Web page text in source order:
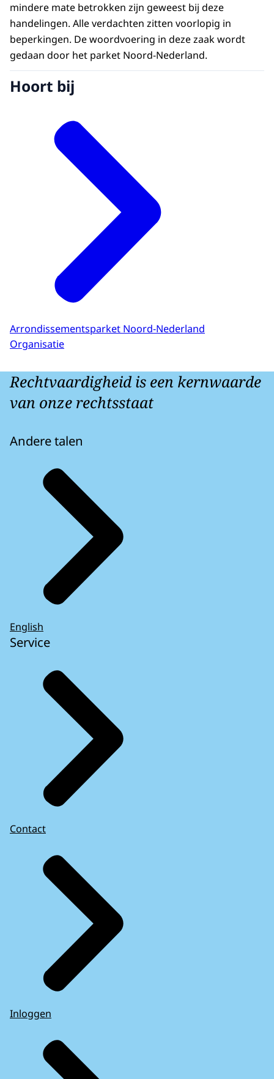
mindere mate betrokken zijn geweest bij deze
handelingen. Alle verdachten zitten voorlopig in
beperkingen. De woordvoering in deze zaak wordt
gedaan door het parket Noord-Nederland.
Hoort bij
Arrondissementsparket Noord-Nederland
Organisatie
Rechtvaardigheid is een kernwaarde
van onze rechtsstaat
Andere talen
English
Service
Contact
Inloggen